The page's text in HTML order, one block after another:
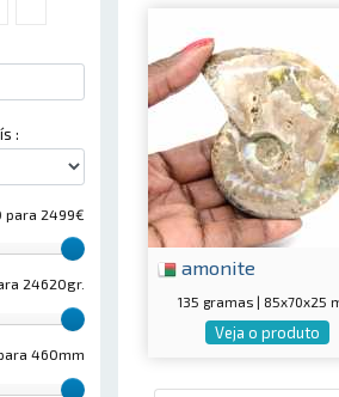
:
para 2499€
24620gr.
460mm
amonite
135 gramas | 85x70x25
Veja o produto